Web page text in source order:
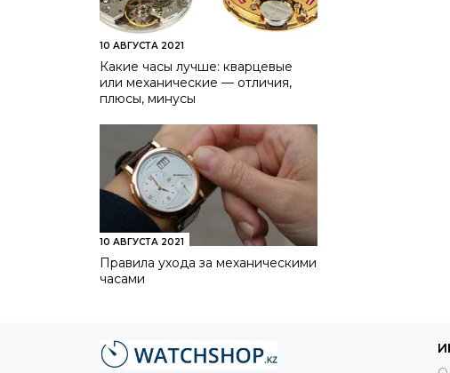
10 АВГУСТА 2021
Какие часы лучше: кварцевые
или механические — отличия,
плюсы, минусы
10 АВГУСТА 2021
Правила ухода за механическими
часами